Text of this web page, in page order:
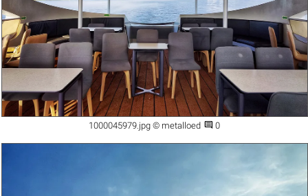
1000045979.jpg © metalloed  0